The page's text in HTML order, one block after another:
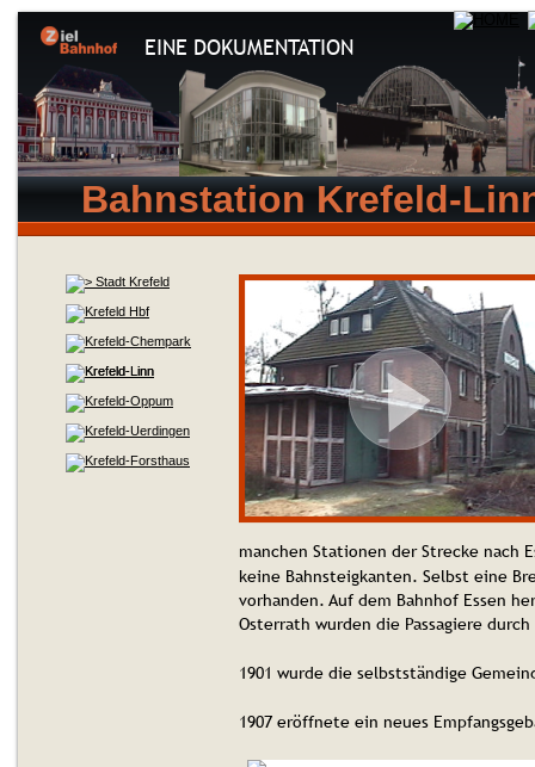
EINE DOKUMENTATION
manchen Stationen der Strecke nach
keine Bahnsteigkanten. Selbst eine
vorhanden. Auf dem Bahnhof Essen
Osterrath wurden die Passagiere
1901 wurde die selbstständige
1907 eröffnete ein neues
Bahnstation Krefeld-